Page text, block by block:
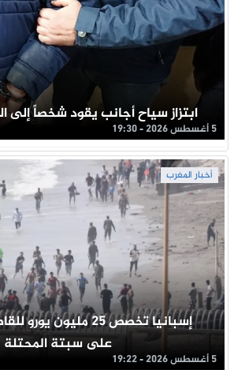
ابتزاز سياح أجانب يقود شخصاً إلى
5 أغسطس 2026 - 19:30
أخبار المغرب
إسبانيا تخصص 25 مليون
على سبتة المحتلة
5 أغسطس 2026 - 19:22